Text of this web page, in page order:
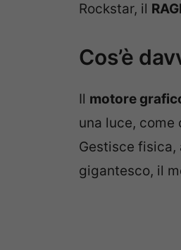
Rockstar, il
Cos’è
Il motore
una luce, come
Gestisce
gigantesco, il